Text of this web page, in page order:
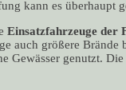
kann es überhaupt
Einsatzfahrzeuge der
auch größere
genutzt.